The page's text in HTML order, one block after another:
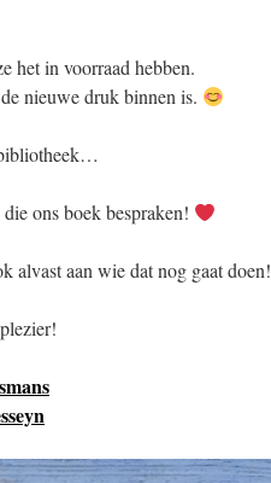
het in voorraad hebben.
nieuwe druk binnen is.
ons boek bespraken!
alvast aan wie dat nog gaat doen!